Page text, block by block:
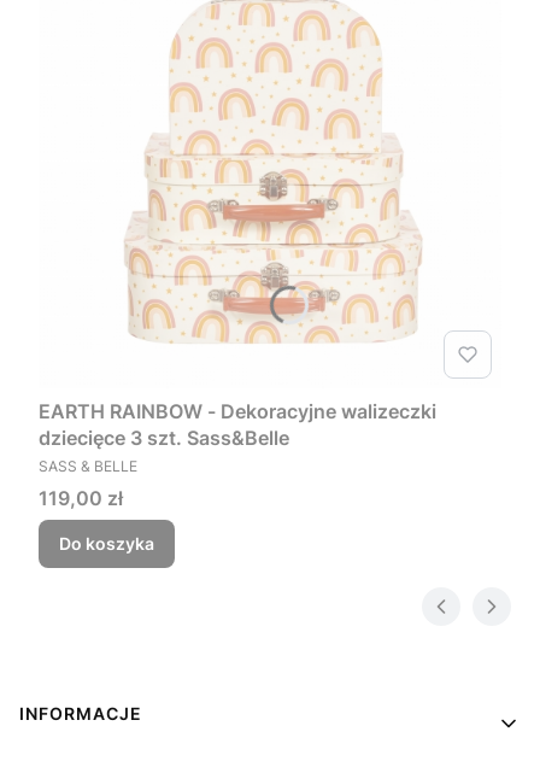
EARTH RAINBOW - Dekoracyjne walizeczki
dziecięce 3 szt. Sass&Belle
PRODUCENT
SASS & BELLE
Cena
119,00 zł
Do koszyka
Linki w stopce
INFORMACJE